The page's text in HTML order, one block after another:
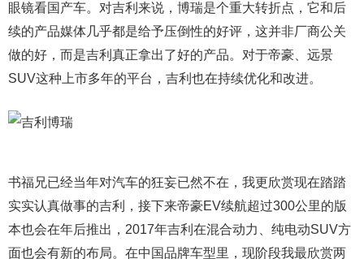
眼镜看国产车。对吉利来说，博瑞是个重大转折点，它和后
续的产品媒体几乎都是给予压倒性的好评，这并非厂商公关
做的好，而是吉利真正拿出了好的产品。对于帝豪、远景
SUV这种上市多年的平台，吉利也在持续优化和改进。
书福兄已经当年对汽车的狂妄已然不在，我更欣赏现在踏踏
实实认真做事的吉利，接下来帝豪EV续航超过300公里的版
本也会在年后推出，2017年吉利在混合动力、纯电动SUV方
面也会有新的布局。在中国品牌车型里，现阶段我最欣赏两